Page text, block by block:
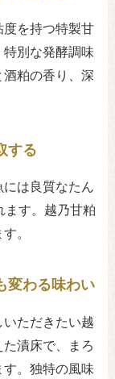
度を持つ特製甘
別な発酵調味
粕の香り、深
する
は良質なたん
ます。越乃甘粕
。
変わる味わい
ただきたい越
漬床で、まろ
。独特の風味